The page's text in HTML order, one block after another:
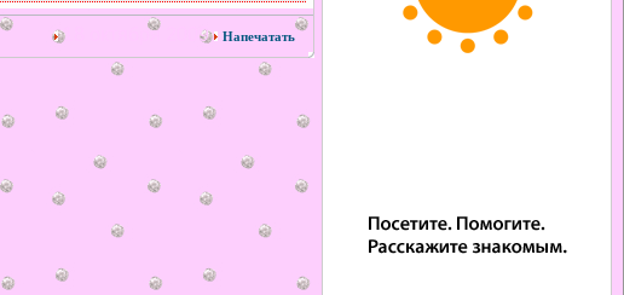
18 октября 2009 Напечатать